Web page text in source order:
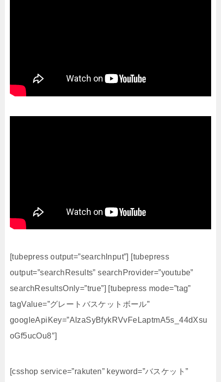
[tubepress output=”searchInput”] [tubepress
output=”searchResults” searchProvider=”youtube”
searchResultsOnly=”true”] [tubepress mode=”tag”
tagValue=”グレートバスケットボール”
googleApiKey=”AIzaSyBfykRVvFeLaptmA5s_44dXsu
oGf5ucOu8″]
[csshop service=”rakuten” keyword=”バスケット”